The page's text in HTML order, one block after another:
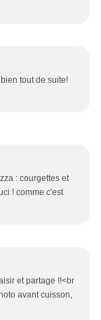
tout de suite!
: courgettes et
! comme c'est
et partage !!<br
avant cuisson,